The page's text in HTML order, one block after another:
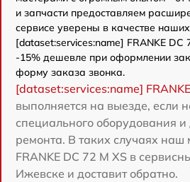
и запчасти предоставляем
сервисе уверены в качестве
[dataset:services:name] FRANKE DC
-15% дешевле при оформлении
форму заказа звонка.
[dataset:services:name]
выполняется на выезде, если
специального оборудования
ремонта. В таких случаях наш
FRANKE DC 72 M XS в
Ижевске и доставит обратно.